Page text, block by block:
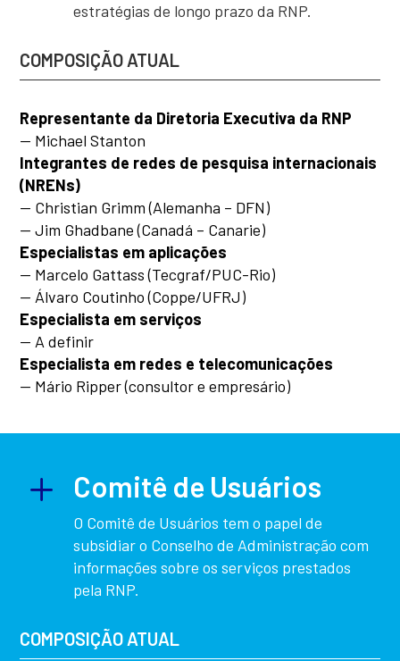
estratégias de longo prazo da RNP.
COMPOSIÇÃO ATUAL
Representante da Diretoria Executiva da RNP
— Michael Stanton
Integrantes de redes de pesquisa internacionais
(NRENs)
— Christian Grimm (Alemanha – DFN)
— Jim Ghadbane (Canadá – Canarie)
Especialistas em aplicações
— Marcelo Gattass (Tecgraf/PUC-Rio)
— Álvaro Coutinho (Coppe/UFRJ)
Especialista em serviços
— A definir
Especialista em redes e telecomunicações
— Mário Ripper (consultor e empresário)
L Comitê de Usuários
O Comitê de Usuários tem o papel de
subsidiar o Conselho de Administração com
informações sobre os serviços prestados
pela RNP.
COMPOSIÇÃO ATUAL